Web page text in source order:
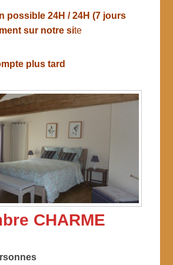
possible 24H / 24H (7 jours
sur notre site
plus tard
CHARME